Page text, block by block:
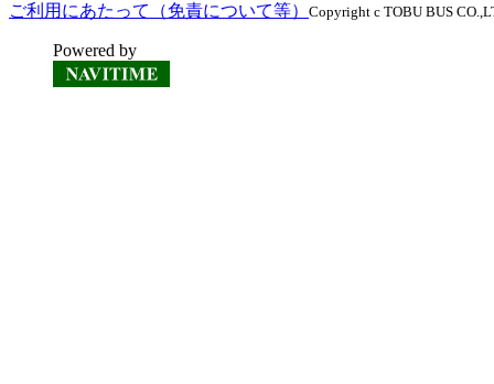
ご利用にあたって（免責について等） Copyright c TOBU BUS
Powered by